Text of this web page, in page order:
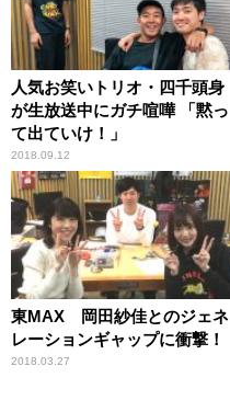
人気お笑いトリオ・四千頭身
が生放送中にガチ喧嘩 「黙っ
て出ていけ！」
2018.09.12
東MAX 岡田紗佳とのジェネ
レーションギャップに衝撃！
2018.03.27